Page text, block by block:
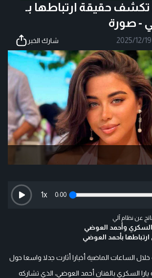
تكشف حقيقة ارتباطها بـ
- صورة
2025/12/19 شارك الخبر
0:00
1x
عن نظام آلي
السكري وأحمد العوضي
ارتباطها بأحمد العوضي
خلال الساعات الماضية أخبارا أثارت جدلا واسعا حول
يارا السكري بالفنان أحمد العوضي، الذي تشاركه